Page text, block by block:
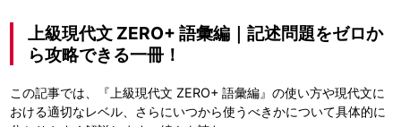
上級現代文 ZERO+ 語彙編｜記述問題をゼロか
ら攻略できる一冊！
この記事では、『上級現代文 ZERO+ 語彙編』の使い方や現代文に
おける適切なレベル、さらにいつから使うべきかについて具体的に